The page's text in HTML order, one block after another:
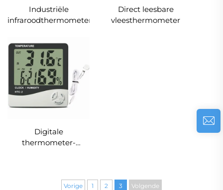
Industriële
infraroodthermometer
Direct leesbare
vleesthermometer
Digitale
thermometer-
Vorige 1 2 3 Volgende